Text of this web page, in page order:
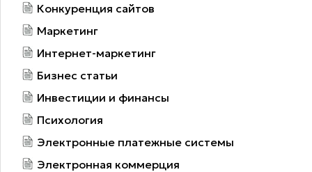
Конкуренция сайтов
Маркетинг
Интернет-маркетинг
Бизнес статьи
Инвестиции и финансы
Психология
Электронные платежные системы
Электронная коммерция